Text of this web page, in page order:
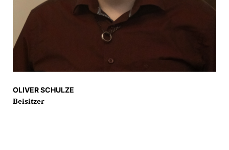
OLIVER SCHULZE
Beisitzer